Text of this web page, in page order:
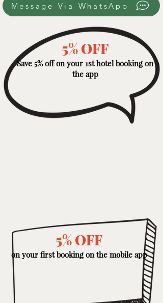
Message Via WhatsApp
5% OFF
Save 5% off on your 1st hotel booking on
the app
5% OFF
on your first booking on the mobile app